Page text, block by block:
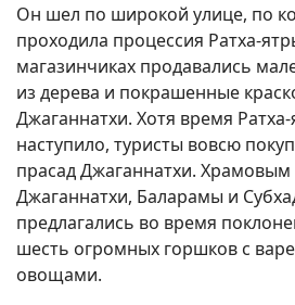
Он шел по широкой улице, по
проходила процессия Ратха-
магазинчиках продавались
из дерева и покрашенные
Джаганнатхи. Хотя время
наступило, туристы вовсю
прасад Джаганнатхи.
Джаганнатхи, Баларамы и
предлагались во время
шесть огромных горшков с
овощами.